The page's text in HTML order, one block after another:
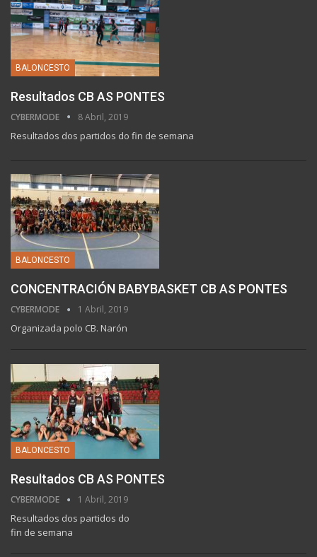
BALONCESTO
Resultados CB AS PONTES
CYBERMODE 8 Abril, 2019
Resultados dos partidos do fin de semana
BALONCESTO
CONCENTRACIÓN BABYBASKET CB AS PONTES
CYBERMODE 1 Abril, 2019
Organizada polo CB. Narón
BALONCESTO
Resultados CB AS PONTES
CYBERMODE 1 Abril, 2019
Resultados dos partidos do
fin de semana